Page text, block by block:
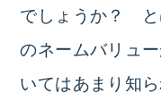
でしょうか？ と
のネームバリュ
いてはあまり知